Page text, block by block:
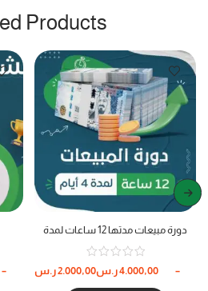
Products
دورة مبيعات مدتها 12 ساعات لمدة
اربعه أيام
2.000,00ر.س –
4.000,00ر.س –